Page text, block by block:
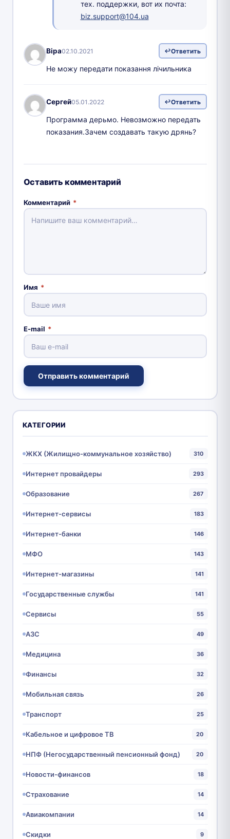
тех. поддержки, вот их почта:
biz.support@104.ua
Віра02.10.2021 Ответить
Не можу передати показання лічильника
Сергей05.01.2022 Ответить
Программа дерьмо. Невозможно передать
показания.Зачем создавать такую дрянь?
Оставить комментарий
Комментарий *
Имя *
E-mail *
Отправить комментарий
КАТЕГОРИИ
ЖКХ (Жилищно-коммунальное хозяйство) 310
Интернет провайдеры 293
Образование 267
Интернет-сервисы 183
Интернет-банки 146
МФО 143
Интернет-магазины 141
Государственные службы 141
Сервисы 55
АЗС 49
Медицина 36
Финансы 32
Мобильная связь 26
Транспорт 25
Кабельное и цифровое ТВ 20
НПФ (Негосударственный пенсионный фонд) 20
Новости-финансов 18
Страхование 14
Авиакомпании 14
Скидки 9